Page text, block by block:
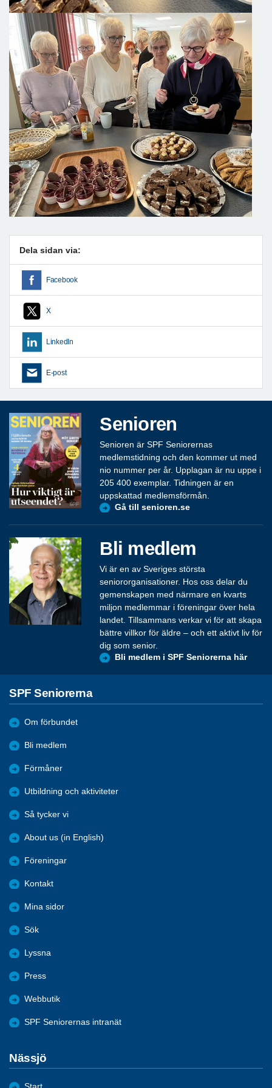
Dela sidan via:
Facebook
X
LinkedIn
E-post
Senioren
Senioren är SPF Seniorernas
medlemstidning och den kommer ut med
nio nummer per år. Upplagan är nu uppe i
205 400 exemplar. Tidningen är en
uppskattad medlemsförmån.
Gå till senioren.se
Bli medlem
Vi är en av Sveriges största
seniororganisationer. Hos oss delar du
gemenskapen med närmare en kvarts
miljon medlemmar i föreningar över hela
landet. Tillsammans verkar vi för att skapa
bättre villkor för äldre – och ett aktivt liv för
dig som senior.
Bli medlem i SPF Seniorerna här
SPF Seniorerna
Om förbundet
Bli medlem
Förmåner
Utbildning och aktiviteter
Så tycker vi
About us (in English)
Föreningar
Kontakt
Mina sidor
Sök
Lyssna
Press
Webbutik
SPF Seniorernas intranät
Nässjö